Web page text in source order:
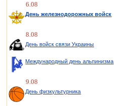
6.08
День железнодорожных войск
8.08
День войск связи Украины
Международный день альпинизма
9.08
День физкультурника